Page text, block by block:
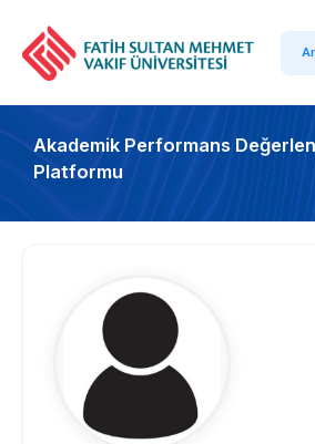
Akademik Performans
Platformu